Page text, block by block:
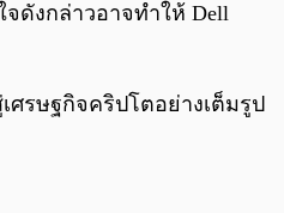
จดังกล่าวอาจทำให้ Dell
ศรษฐกิจคริปโตอย่างเต็มรูป